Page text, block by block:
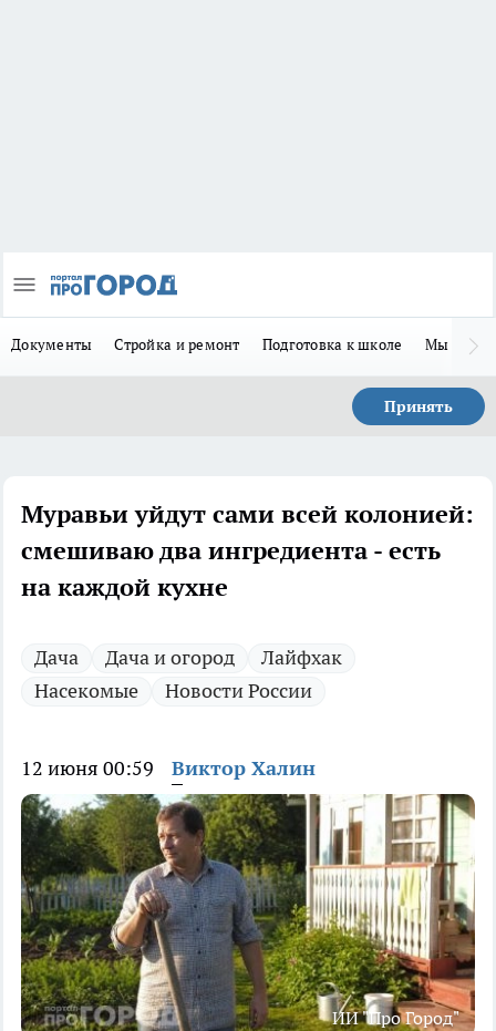
Документы Стройка и ремонт Подготовка к школе Мы в MAX
Принять
Муравьи уйдут сами всей колонией:
смешиваю два ингредиента - есть
на каждой кухне
Дача Дача и огород
Лайфхак
Насекомые
Новости России
12 июня 00:59 Виктор Халин
ИИ "Про Город"